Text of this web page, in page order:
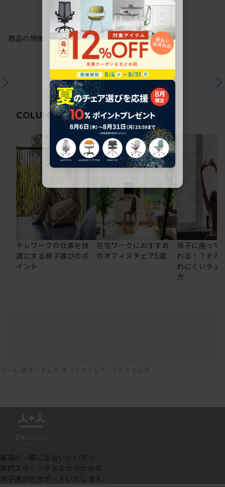
商品の特徴
COLUMN関連コラム
テレワークの仕事を快
適にする椅子選びのポ
イント
在宅ワークにおすすめ
のオフィスチェア5選
椅子に座って
れる！？その
れにくいチェ
方
ホーム 椅子・チェア オフィスチェア・デスクチェア
最高の一脚に出会いたい方へ
専門スタッフがあなたのための
椅子選びをサポートいたします。